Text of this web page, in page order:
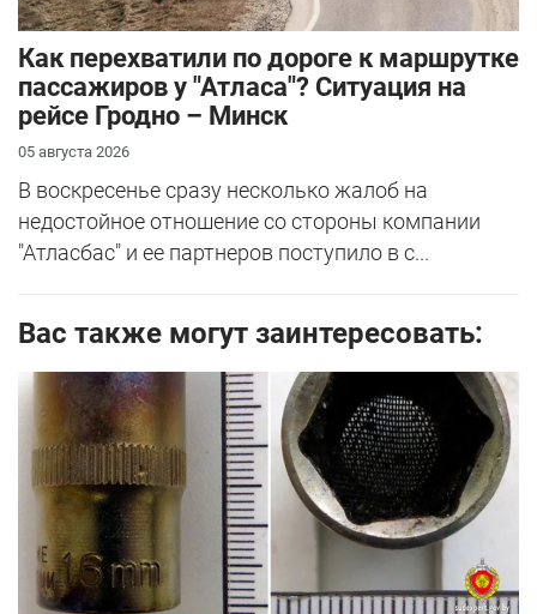
Как перехватили по дороге к маршрутке
пассажиров у "Атласа"? Ситуация на
рейсе Гродно – Минск
05 августа 2026
В воскресенье сразу несколько жалоб на
недостойное отношение со стороны компании
"Атласбас" и ее партнеров поступило в с...
Вас также могут заинтересовать: